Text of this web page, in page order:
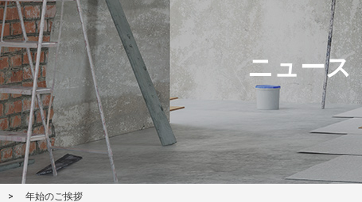
ニュース
年始のご挨拶